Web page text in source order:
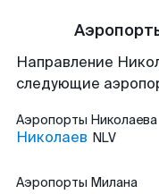
Направление
следующие
Аэропорты Николаева
Николаев NLV
Аэропорты Милана